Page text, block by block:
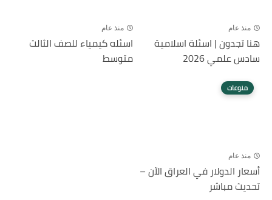
منذ عام
هنا تجدون | اسئلة اسلامية
سادس علمي 2026
منذ عام
اسئله كيمياء للصف الثالث
متوسط
منوعات
منذ عام
أسعار الدولار في العراق الآن –
تحديث مباشر